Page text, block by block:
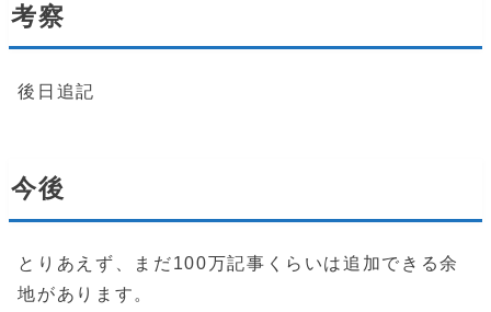
考察
後日追記
今後
とりあえず、まだ100万記事くらいは追加できる余
地があります。